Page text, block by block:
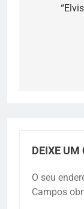
DEIXE UM
O seu
Campos